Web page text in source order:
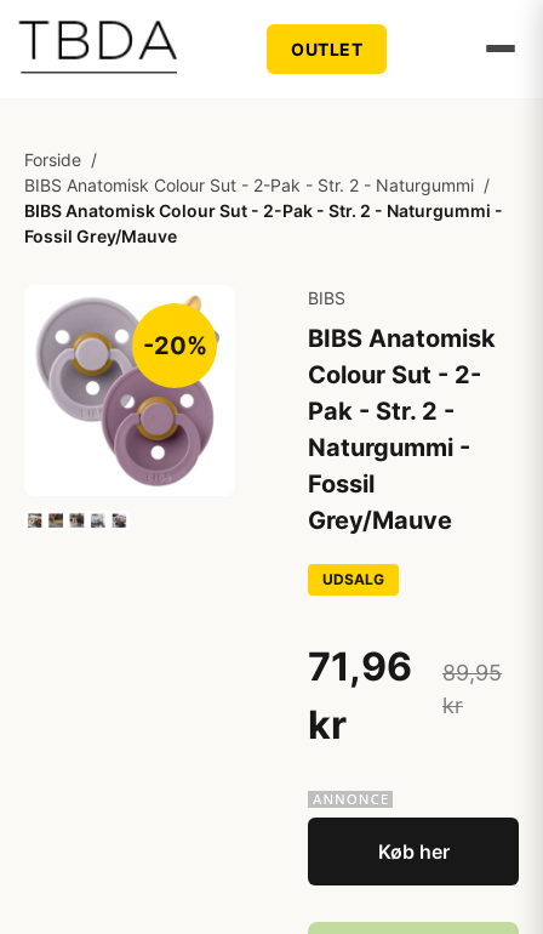
OUTLET
Forside /
BIBS Anatomisk Colour Sut - 2-Pak - Str. 2 - Naturgummi /
BIBS Anatomisk Colour Sut - 2-Pak - Str. 2 - Naturgummi -
Fossil Grey/Mauve
-20%
BIBS
BIBS Anatomisk
Colour Sut - 2-
Pak - Str. 2 -
Naturgummi -
Fossil
Grey/Mauve
UDSALG
71,96
kr
89,95
kr
Køb her